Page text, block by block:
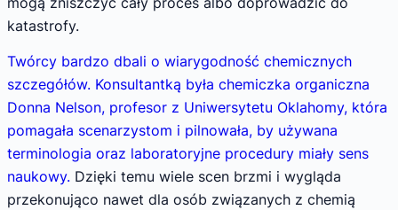
katastrofy.
Twórcy bardzo dbali o wiarygodność chemicznych
szczegółów. Konsultantką była chemiczka organiczna
Donna Nelson, profesor z Uniwersytetu Oklahomy, która
pomagała scenarzystom i pilnowała, by używana
terminologia oraz laboratoryjne procedury miały sens
naukowy. Dzięki temu wiele scen brzmi i wygląda
przekonująco nawet dla osób związanych z chemią